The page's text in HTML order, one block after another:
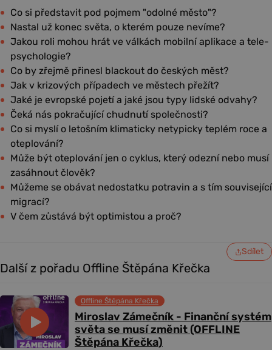
Co si představit pod pojmem "odolné město"?
Nastal už konec světa, o kterém pouze nevíme?
Jakou roli mohou hrát ve válkách mobilní aplikace a tele-
psychologie?
Co by zřejmě přinesl blackout do českých měst?
Jak v krizových případech ve městech přežít?
Jaké je evropské pojetí a jaké jsou typy lidské odvahy?
Čeká nás pokračující chudnutí společnosti?
Co si myslí o letošním klimaticky netypicky teplém roce a
oteplování?
Může být oteplování jen o cyklus, který odezní nebo musí
zasáhnout člověk?
Můžeme se obávat nedostatku potravin a s tím související
migrací?
V čem zůstává být optimistou a proč?
Sdílet
Další z pořadu Offline Štěpána Křečka
Miroslav Zámečník - Finanční systém
světa se musí změnit (OFFLINE
Štěpána Křečka)
Offline Štěpána Křečka